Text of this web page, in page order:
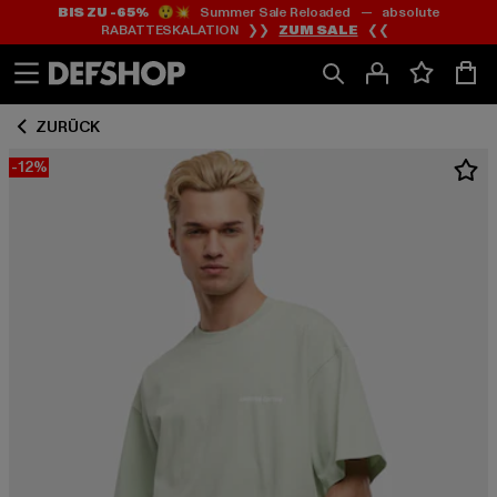
Zum
Inhalt
springen
Zum
Fußzeile
springen
BIS ZU -65%😲💥 Summer Sale Reloaded — absolute
RABATTESKALATION ❯❯ ZUM SALE ❮❮
ZURÜCK
-12%